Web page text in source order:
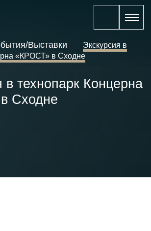
Выставки
Экскурсия в
«КРОСТ» в Сходне
в технопарк Концерна
Сходне